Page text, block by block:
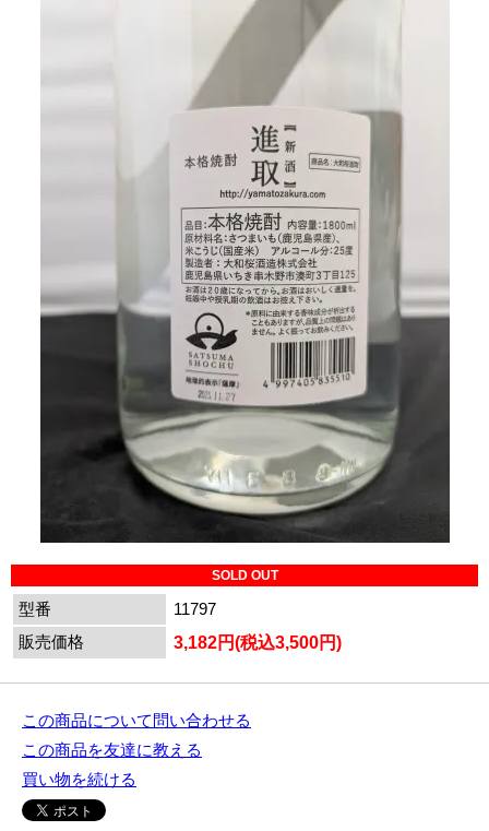
SOLD OUT
型番
11797
販売価格
3,182円(税込3,500円)
この商品について問い合わせる
この商品を友達に教える
買い物を続ける